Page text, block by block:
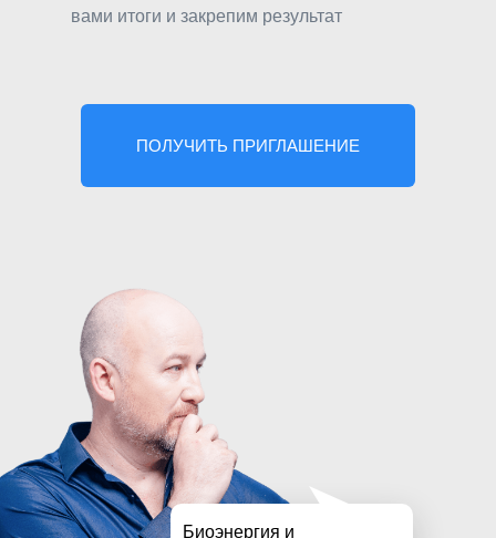
вами итоги и закрепим результат
ПОЛУЧИТЬ ПРИГЛАШЕНИЕ
Биоэнергия и